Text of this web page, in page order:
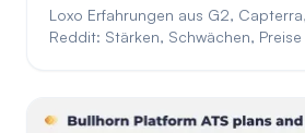
Loxo Erfahrungen aus G2,
Reddit: Stärken, Schwächen,